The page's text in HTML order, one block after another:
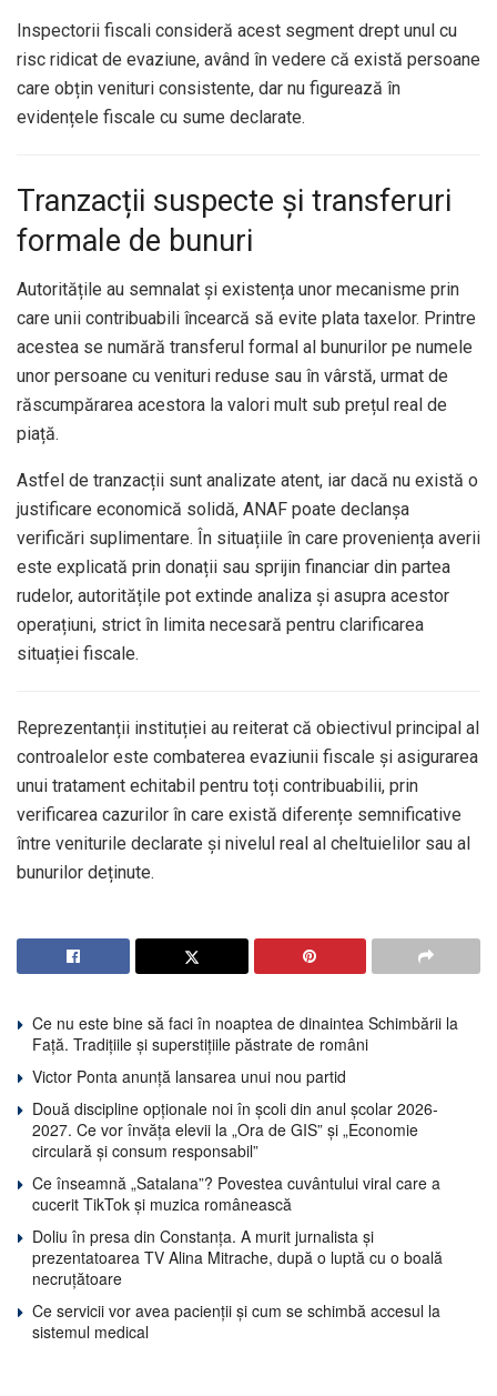
Inspectorii fiscali consideră acest segment drept unul cu
risc ridicat de evaziune, având în vedere că există persoane
care obțin venituri consistente, dar nu figurează în
evidențele fiscale cu sume declarate.
Tranzacții suspecte și transferuri
formale de bunuri
Autoritățile au semnalat și existența unor mecanisme prin
care unii contribuabili încearcă să evite plata taxelor. Printre
acestea se numără transferul formal al bunurilor pe numele
unor persoane cu venituri reduse sau în vârstă, urmat de
răscumpărarea acestora la valori mult sub prețul real de
piață.
Astfel de tranzacții sunt analizate atent, iar dacă nu există o
justificare economică solidă, ANAF poate declanșa
verificări suplimentare. În situațiile în care proveniența averii
este explicată prin donații sau sprijin financiar din partea
rudelor, autoritățile pot extinde analiza și asupra acestor
operațiuni, strict în limita necesară pentru clarificarea
situației fiscale.
Reprezentanții instituției au reiterat că obiectivul principal al
controalelor este combaterea evaziunii fiscale și asigurarea
unui tratament echitabil pentru toți contribuabilii, prin
verificarea cazurilor în care există diferențe semnificative
între veniturile declarate și nivelul real al cheltuielilor sau al
bunurilor deținute.
Ce nu este bine să faci în noaptea de dinaintea Schimbării la
Față. Tradițiile și superstițiile păstrate de români
Victor Ponta anunță lansarea unui nou partid
Două discipline opționale noi în școli din anul școlar 2026-
2027. Ce vor învăța elevii la „Ora de GIS” și „Economie
circulară și consum responsabil”
Ce înseamnă „Satalana”? Povestea cuvântului viral care a
cucerit TikTok și muzica românească
Doliu în presa din Constanța. A murit jurnalista și
prezentatoarea TV Alina Mitrache, după o luptă cu o boală
necruțătoare
Ce servicii vor avea pacienții și cum se schimbă accesul la
sistemul medical